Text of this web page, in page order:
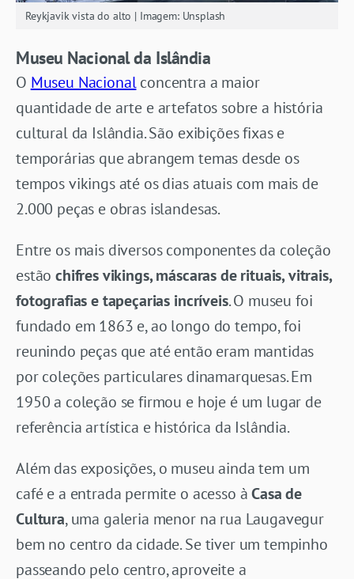
Reykjavik vista do alto | Imagem: Unsplash
Museu Nacional da Islândia
O Museu Nacionalconcentra a maior
quantidade de arte e artefatos sobre a história
cultural da Islândia. São exibições fixas e
temporárias que abrangem temas desde os
tempos vikings até os dias atuais com mais de
2.000 peças e obras islandesas.
Entre os mais diversos componentes da coleção
estãochifres vikings, máscaras de rituais, vitrais,
fotografias e tapeçarias incríveis. O museu foi
fundado em 1863 e, ao longo do tempo, foi
reunindo peças que até então eram mantidas
por coleções particulares dinamarquesas. Em
1950 a coleção se firmou e hoje é um lugar de
referência artística e histórica da Islândia.
Além das exposições, o museu ainda tem um
café e a entrada permite o acesso àCasa de
Cultura, uma galeria menor na rua Laugavegur
bem no centro da cidade. Se tiver um tempinho
passeando pelo centro, aproveite a